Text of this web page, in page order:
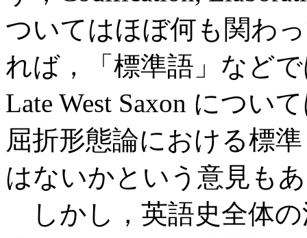
ついてはほぼ何も関わ
れば，「標準語」など
Late West Saxon につい
屈折形態論における標
はないかという意見も
しかし，英語史全体